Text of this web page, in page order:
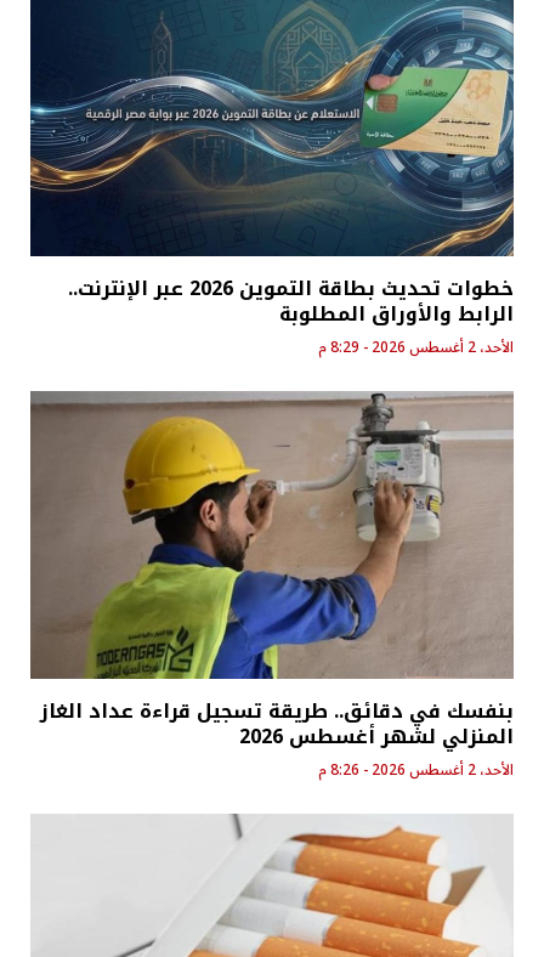
خطوات تحديث بطاقة التموين 2026 عبر الإنترنت..
الرابط والأوراق المطلوبة
الأحد، 2 أغسطس 2026 - 8:29 م
بنفسك في دقائق.. طريقة تسجيل قراءة عداد الغاز
المنزلي لشهر أغسطس 2026
الأحد، 2 أغسطس 2026 - 8:26 م